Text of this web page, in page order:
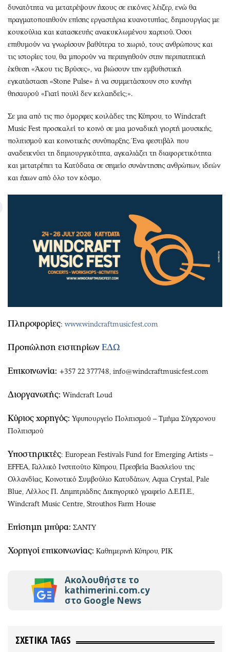
δυνατότητα να μετατρέψουν ήχους σε εικόνες λέιζερ, ενώ θα
πραγματοποιηθούν επίσης εργαστήρια κυανοτυπίας, δημιουργίας με
κουκούλια και κατασκευής ανακυκλωμένου χαρτιού. Όσοι
επιθυμούν να γνωρίσουν βαθύτερα το χωριό, τους ανθρώπους και
τις ιστορίες του, θα μπορούν να περιηγηθούν στην περιπατητική
έκθεση «Άκου τις Βρύσες», να βιώσουν την εμβυθιστική
εγκατάσταση «Stone Pulse» ή να συμμετάσχουν στο κυνήγι
θησαυρού «Γιατί πουλί δεν κελαηδείς;».
Σε μια από τις πιο όμορφες κοιλάδες της Κύπρου, το Windcraft
Music Fest προσκαλεί το κοινό σε μια μοναδική γιορτή μουσικής,
πολιτισμού και κοινοτικής συνύπαρξης. Ένα φεστιβάλ που
αναδεικνύει τη δημιουργικότητα, αγκαλιάζει τη διαφορετικότητα
και μετατρέπει τα Κατύδατα σε σημείο συνάντησης ανθρώπων, ιδεών
και ήχων από όλο τον κόσμο.
Πληροφορίες:www.windcraftmusicfest.com
Προπώληση εισιτηρίων ΕΔΩ
Επικοινωνία: +357 22 377748, info@windcraftmusicfest.com
Διοργανωτής: Windcraft Loud
Κύριος χορηγός: Υφυπουργείο Πολιτισμού – Τμήμα Σύγχρονου
Πολιτισμού
Υποστηρικτές: European Festivals Fund for Emerging Artists –
EFFEA, Γαλλικό Ινστιτούτο Κύπρου, Πρεσβεία Βασιλείου της
Ολλανδίας, Κοινοτικό Συμβούλιο Κατυδάτων, Aqua Crystal, Pale
Blue, Λέλλος Π. Δημητριάδης Δικηγορικό γραφείο Δ.Ε.Π.Ε.,
Windcraft Music Centre, Strouthos Farm House
Επίσημη μπύρα: ΣΑΝΤΥ
Χορηγοί επικοινωνίας: Καθημερινή Κύπρου, ΡΙΚ
Ακολουθήστε το
kathimerini.com.cy
στο Google News
ΣΧΕΤΙΚΑ TAGS